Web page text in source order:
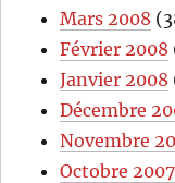
Mars 2008
Février 2008
Janvier 2008
Décembre
Novembre
Octobre 2007